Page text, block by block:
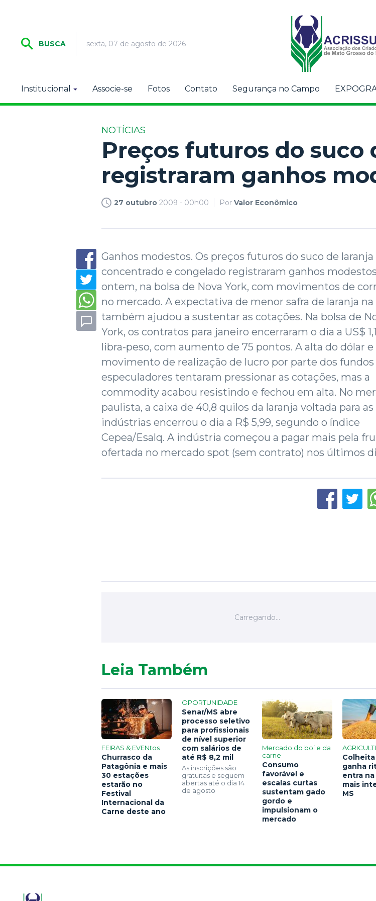
BUSCA sexta, 07 de agosto de 2026
Institucional Associe-se Fotos Contato Segurança no Campo
NOTÍCIAS
Preços futuros do suco
registraram ganhos
27 outubro 2009 - 00h00 Por Valor Econômico
Ganhos modestos. Os preços futuros do suco de laranja
concentrado e congelado registraram ganhos modestos
ontem, na bolsa de Nova York, com movimentos de
no mercado. A expectativa de menor safra de laranja na
também ajudou a sustentar as cotações. Na bolsa de
York, os contratos para janeiro encerraram o dia a US$
libra-peso, com aumento de 75 pontos. A alta do dólar e
movimento de realização de lucro por parte dos fundos
especuladores tentaram pressionar as cotações, mas a
commodity acabou resistindo e fechou em alta. No
paulista, a caixa de 40,8 quilos da laranja voltada para as
indústrias encerrou o dia a R$ 5,99, segundo o índice
Cepea/Esalq. A indústria começou a pagar mais pela
ofertada no mercado spot (sem contrato) nos últimos
Leia Também
FEIRAS & EVENtos
Churrasco da
Patagônia e mais
30 estações
estarão no
Festival
Internacional da
Carne deste ano
OPORTUNIDADE
Senar/MS abre
processo seletivo
para profissionais
de nível superior
com salários de
até R$ 8,2 mil
As inscrições são
gratuitas e seguem
abertas até o dia 14
de agosto
Mercado do boi e da
carne
Consumo
favorável e
escalas curtas
sustentam gado
gordo e
impulsionam o
mercado
ganha
entra
mais
MS